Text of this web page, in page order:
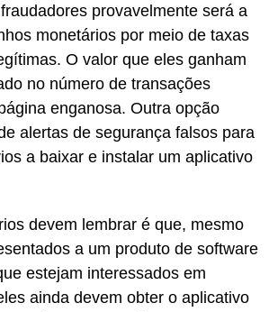
provavelmente será a
monetários por meio de taxas
O valor que eles ganham
no número de transações
enganosa. Outra opção
alertas de segurança falsos para
a baixar e instalar um aplicativo
devem lembrar é que, mesmo
a um produto de software
estejam interessados em
ainda devem obter o aplicativo